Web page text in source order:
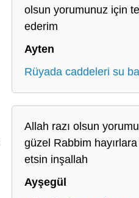
olsun yorumunuz için
ederim
Ayten
Rüyada caddeleri su
Allah razı olsun
güzel Rabbim
etsin inşallah
Ayşegül